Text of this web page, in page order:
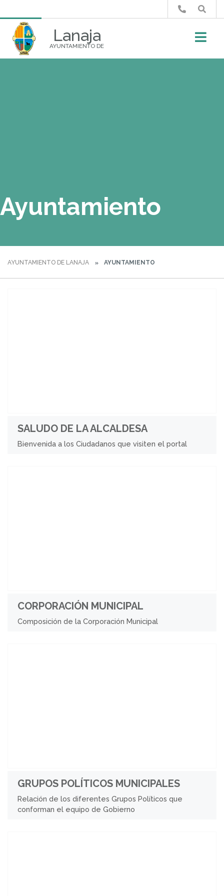
Lanaja
AYUNTAMIENTO DE
Buscar
Ayuntamiento
AYUNTAMIENTO DE LANAJA AYUNTAMIENTO
SALUDO DE LA ALCALDESA
Bienvenida a los Ciudadanos que visiten el portal
CORPORACIÓN MUNICIPAL
Composición de la Corporación Municipal
GRUPOS POLÍTICOS MUNICIPALES
Relación de los diferentes Grupos Políticos que
conforman el equipo de Gobierno